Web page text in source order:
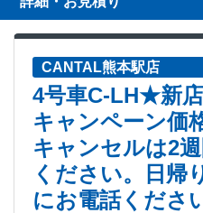
CANTAL熊本駅店
4号車C-LH★新
キャンペーン価
キャンセルは2
ください。日帰
にお電話くださ